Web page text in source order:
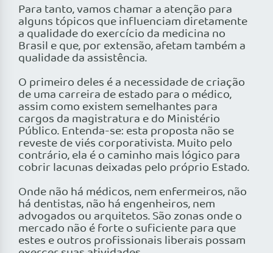
Para tanto, vamos chamar a atenção para
alguns tópicos que influenciam diretamente
a qualidade do exercício da medicina no
Brasil e que, por extensão, afetam também a
qualidade da assistência.
O primeiro deles é a necessidade de criação
de uma carreira de estado para o médico,
assim como existem semelhantes para
cargos da magistratura e do Ministério
Público. Entenda-se: esta proposta não se
reveste de viés corporativista. Muito pelo
contrário, ela é o caminho mais lógico para
cobrir lacunas deixadas pelo próprio Estado.
Onde não há médicos, nem enfermeiros, não
há dentistas, não há engenheiros, nem
advogados ou arquitetos. São zonas onde o
mercado não é forte o suficiente para que
estes e outros profissionais liberais possam